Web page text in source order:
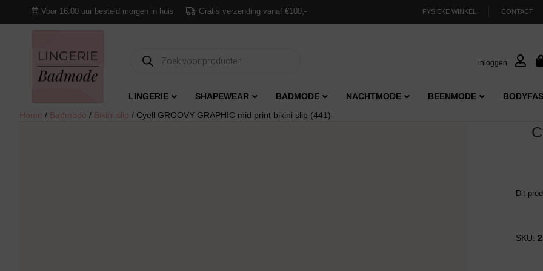
Voor 16:00 uur besteld morgen in huis Gratis verzending vanaf €100,- FYSIEKE WINKEL CONTACT
Producten
zoeken
inloggen
LINGERIE SHAPEWEAR BADMODE NACHTMODE BEENMODE
Home / Badmode / Bikini slip / Cyell GROOVY GRAPHIC mid print bikini slip (441)
Dit
SKU: